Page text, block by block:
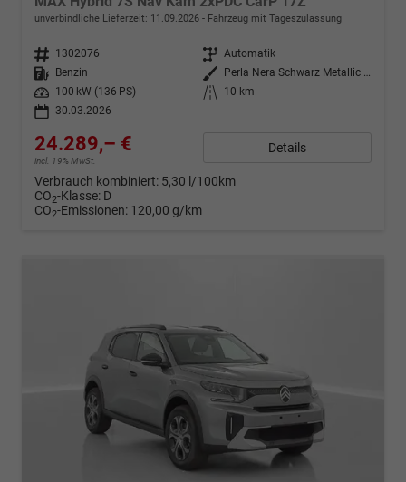
unverbindliche Lieferzeit: 11.09.2026 Fahrzeug mit Tageszulassung
Fahrzeugnr. 1302076 Getriebe Automatik
Kraftstoff
Benzin Außenfarbe
Perla Nera Schwarz Metallic / D
Leistung
100 kW (136 PS) Kilometerstand
10 km
30.03.2026
24.289,– €
incl. 19% MwSt.
Details
Verbrauch kombiniert: 5,30 l/100km
CO2-Klasse: D
CO2-Emissionen: 120,00 g/km